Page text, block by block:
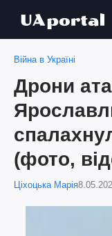
Війна в Україні
Дрони
(фото,
Ціхоцька Марія